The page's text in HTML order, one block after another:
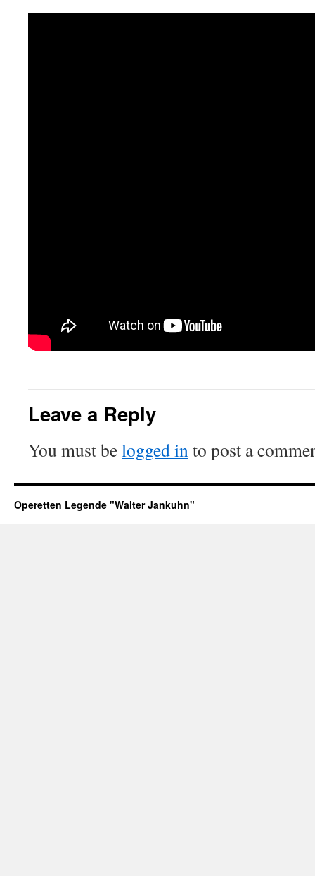
Leave a Reply
You must belogged into post a
Operetten Legende "Walter Jankuhn"